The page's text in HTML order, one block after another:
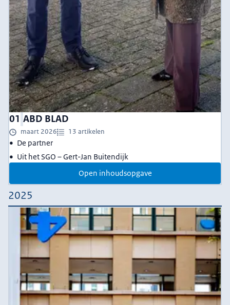
01 ABD BLAD
maart 2026 13 artikelen
De partner
Uit het SGO – Gert-Jan Buitendijk
Open inhoudsopgave
2025